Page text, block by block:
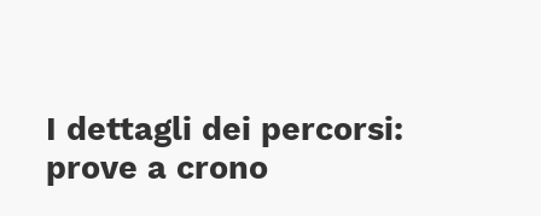
I dettagli dei percorsi:
prove a crono